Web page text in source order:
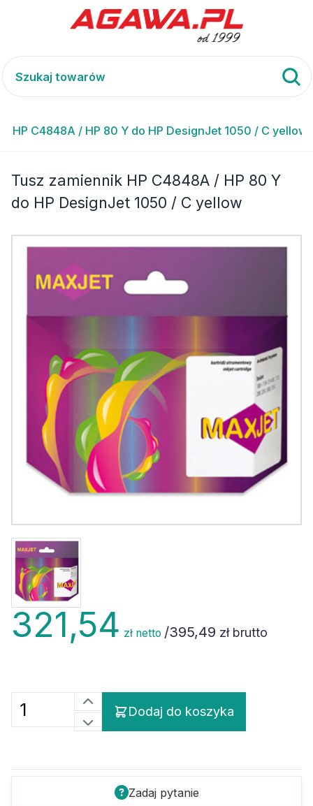
HP C4848A / HP 80 Y do HP DesignJet 1050 / C yellow
Tusz zamiennik HP C4848A / HP 80 Y
do HP DesignJet 1050 / C yellow
321,54 zł netto /395,49 zł brutto
Dodaj do koszyka
Zadaj pytanie